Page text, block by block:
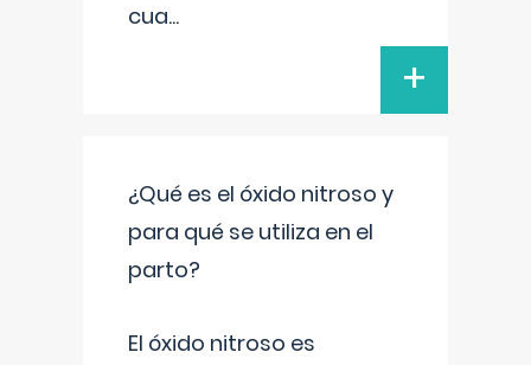
cua...
+
¿Qué es el óxido nitroso y
para qué se utiliza en el
parto?
El óxido nitroso es